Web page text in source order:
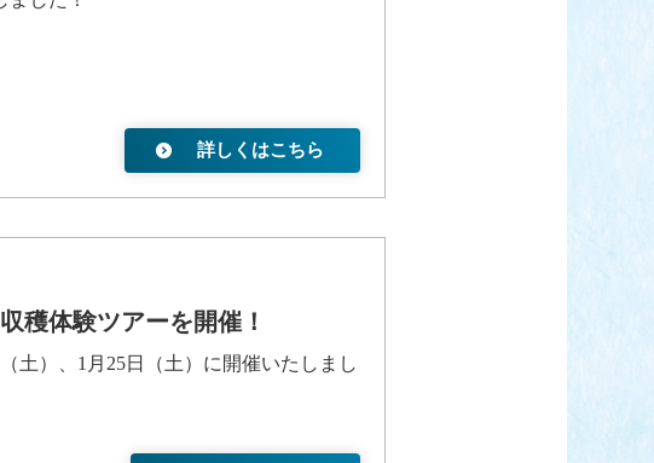
詳しくはこちら
穫体験ツアーを開催！
土）、1月25日（土）に開催いたしまし